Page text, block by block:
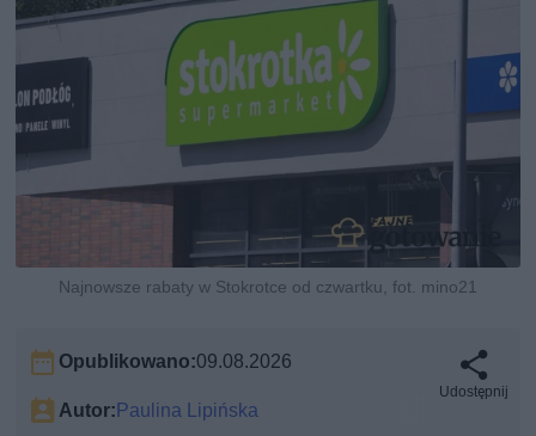
Najnowsze rabaty w Stokrotce od czwartku, fot. mino21
Opublikowano:09.08.2026
Autor: Paulina Lipińska
Udostępnij